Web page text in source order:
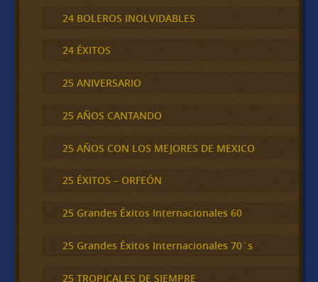
24 BOLEROS INOLVIDABLES
24 ÉXITOS
25 ANIVERSARIO
25 AÑOS CANTANDO
25 AÑOS CON LOS MEJORES DE MEXICO
25 ÉXITOS – ORFEÓN
25 Grandes Éxitos Internacionales 60
25 Grandes Éxitos Internacionales 70´s
25 TROPICALES DE SIEMPRE